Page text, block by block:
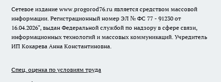
Сетевое издание www.progorod76.ru является средством массовой
информации. Регистрационный номер ЭЛ № ФС 77 - 91230 от
16.04.2026", выдан Федеральной службой по надзору в сфере связи,
информационных технологий и массовых коммуникаций. Учредитель
ИП Кокарева Анна Константиновна.
Спец. оценка по условиям труда